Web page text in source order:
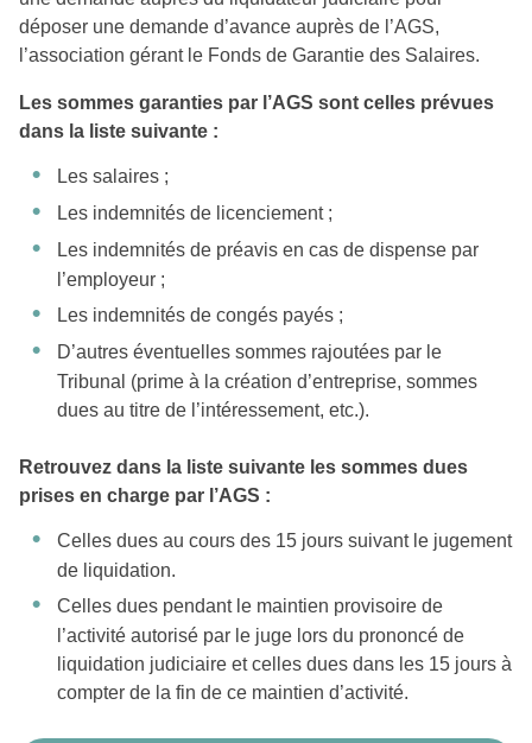
déposer une demande d’avance auprès de l’AGS,
l’association gérant le Fonds de Garantie des Salaires.
Les sommes garanties par l’AGS sont celles prévues
dans la liste suivante :
Les salaires ;
Les indemnités de licenciement ;
Les indemnités de préavis en cas de dispense par
l’employeur ;
Les indemnités de congés payés ;
D’autres éventuelles sommes rajoutées par le
Tribunal (prime à la création d’entreprise, sommes
dues au titre de l’intéressement, etc.).
Retrouvez dans la liste suivante les sommes dues
prises en charge par l’AGS :
Celles dues au cours des 15 jours suivant le jugement
de liquidation.
Celles dues pendant le maintien provisoire de
l’activité autorisé par le juge lors du prononcé de
liquidation judiciaire et celles dues dans les 15 jours à
compter de la fin de ce maintien d’activité.